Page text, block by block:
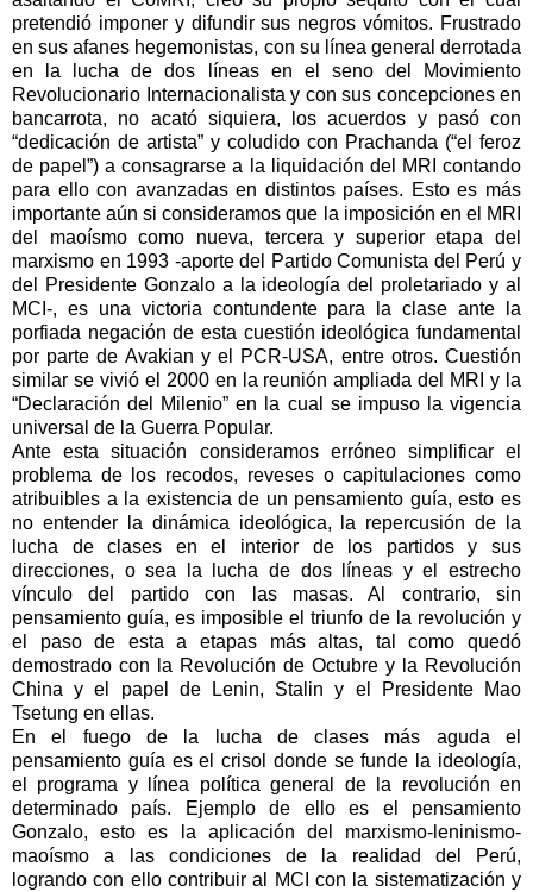
pretendió imponer y difundir sus negros vómitos. Frustrado
en sus afanes hegemonistas, con su línea general derrotada
en la lucha de dos líneas en el seno del Movimiento
Revolucionario Internacionalista y con sus concepciones en
bancarrota, no acató siquiera, los acuerdos y pasó con
“dedicación de artista” y coludido con Prachanda (“el feroz
de papel”) a consagrarse a la liquidación del MRI contando
para ello con avanzadas en distintos países. Esto es más
importante aún si consideramos que la imposición en el MRI
del maoísmo como nueva, tercera y superior etapa del
marxismo en 1993 -aporte del Partido Comunista del Perú y
del Presidente Gonzalo a la ideología del proletariado y al
MCI-, es una victoria contundente para la clase ante la
porfiada negación de esta cuestión ideológica fundamental
por parte de Avakian y el PCR-USA, entre otros. Cuestión
similar se vivió el 2000 en la reunión ampliada del MRI y la
“Declaración del Milenio” en la cual se impuso la vigencia
universal de la Guerra Popular.
Ante esta situación consideramos erróneo simplificar el
problema de los recodos, reveses o capitulaciones como
atribuibles a la existencia de un pensamiento guía, esto es
no entender la dinámica ideológica, la repercusión de la
lucha de clases en el interior de los partidos y sus
direcciones, o sea la lucha de dos líneas y el estrecho
vínculo del partido con las masas. Al contrario, sin
pensamiento guía, es imposible el triunfo de la revolución y
el paso de esta a etapas más altas, tal como quedó
demostrado con la Revolución de Octubre y la Revolución
China y el papel de Lenin, Stalin y el Presidente Mao
Tsetung en ellas.
En el fuego de la lucha de clases más aguda el
pensamiento guía es el crisol donde se funde la ideología,
el programa y línea política general de la revolución en
determinado país. Ejemplo de ello es el pensamiento
Gonzalo, esto es la aplicación del marxismo-leninismo-
maoísmo a las condiciones de la realidad del Perú,
logrando con ello contribuir al MCI con la sistematización y